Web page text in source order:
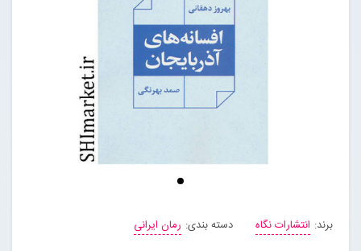
برند: انتشارات نگاه دسته بندی: رمان ایرانی